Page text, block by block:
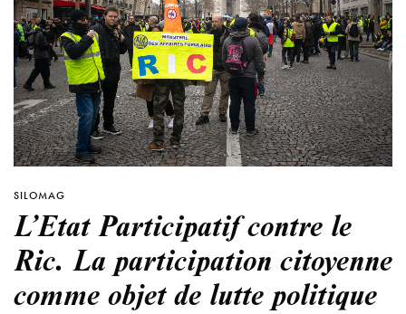
SILOMAG
L’Etat Participatif contre le
Ric. La participation citoyenne
comme objet de lutte politique